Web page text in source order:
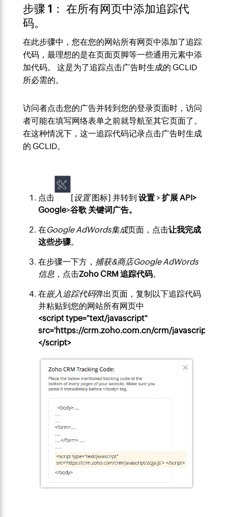
步骤 1： 在所有网页中添加追踪代
码。
在此步骤中，您在您的网站所有网页中添加了追踪
代码，最理想的是在页面页脚等一些通用元素中添
加代码。 这是为了追踪点击广告时生成的 GCLID
所必需的。
访问者点击您的广告并转到您的登录页面时，访问
者可能在填写网络表单之前就导航至其它页面了。
在这种情况下，这一追踪代码记录点击广告时生成
的 GCLID。
点击 [设置图标] 并转到 设置> 扩展 API>
Google>谷歌 关键词广告。
在Google AdWords集成页面，点击让我完成
这些步骤。
在步骤一下方， 捕获&商店Google AdWords
信息，点击Zoho CRM 追踪代码。
在嵌入追踪代码弹出页面，复制以下追踪代码
并粘贴到您的网站所有网页中
<script type="text/javascript"
src='https://crm.zoho.com.cn/crm/javascript/
</script>